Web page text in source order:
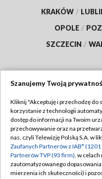
KRAKÓW /
OPOLE /
SZCZECIN /
Abonament TVP
Emisja w TVP
Centrum informacji TVP
Naziemna Telewizja
Szanujemy Twoją
Kliknij "Akceptuję i przechodzę do
korzystanie z technologii
dostęp do informacji na Twoim
przechowywanie oraz na
nas, czyli Telewizję Polską S.A. w
Zaufanych Partnerów z IAB*
Partnerów TVP (93 firm), w
zautomatyzowanego
mierzenia ich skuteczności) i